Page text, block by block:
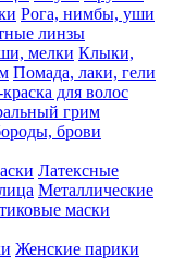
Рога, нимбы, уши
линзы
мелки Клыки,
Помада, лаки, гели
для волос
грим
брови
Латексные
Металлические
маски
Женские парики